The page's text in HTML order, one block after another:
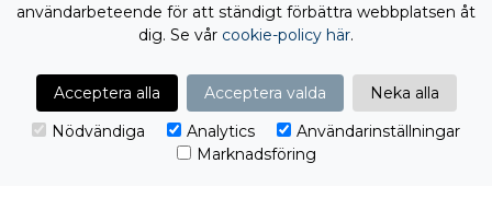
Jag samtycker till
användarbeteende för att ständigt förbättra webbplatsen åt
dig. Se vår cookie-policy här.
Acceptera alla Acceptera valda
Neka alla
Nödvändiga
Analytics
Användarinställningar
Marknadsföring